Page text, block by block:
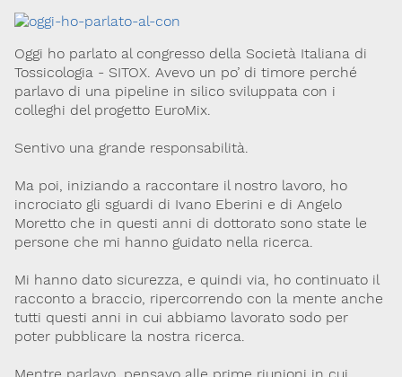
Oggi ho parlato al congresso della Società Italiana di
Tossicologia - SITOX. Avevo un po’ di timore perché
parlavo di una pipeline in silico sviluppata con i
colleghi del progetto EuroMix.
Sentivo una grande responsabilità.
Ma poi, iniziando a raccontare il nostro lavoro, ho
incrociato gli sguardi di Ivano Eberini e di Angelo
Moretto che in questi anni di dottorato sono state le
persone che mi hanno guidato nella ricerca.
Mi hanno dato sicurezza, e quindi via, ho continuato il
racconto a braccio, ripercorrendo con la mente anche
tutti questi anni in cui abbiamo lavorato sodo per
poter pubblicare la nostra ricerca.
Via Giovanni Pascoli, 3
C.F. 96330980580
P.I. 06792491000
Codice SDI: M5UXCR1
T. 02-29520311
Link utili
La Società
Documenti Eventi